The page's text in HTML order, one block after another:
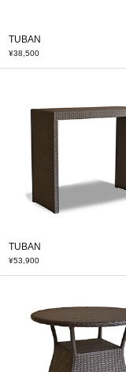
TUBAN
¥38,500
TUBAN
¥53,900